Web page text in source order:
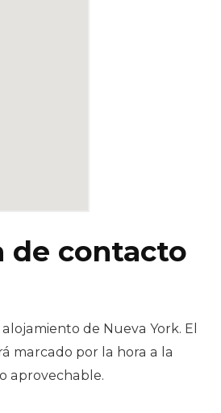
de contacto
de Nueva York. El
marcado por la hora a la
aprovechable.